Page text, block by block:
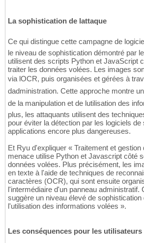
La sophistication de lattaque
Ce qui distingue cette campagne de
le niveau de sophistication démontré par
utilisent des scripts Python et JavaScript
traiter les données volées. Les images
via lOCR, puis organisées et gérées à
dadministration. Cette approche montre
de la manipulation et de lutilisation des
plus, les attaquants utilisent des
pour éviter la détection par les logiciels
applications encore plus dangereuses.
Et Ryu d'expliquer « Traitement et
menace utilise Python et Javascript côté
données volées. Plus précisément, les
en texte à l'aide de techniques de
caractères (OCR), qui sont ensuite
l'intermédiaire d'un panneau administratif.
suggère un niveau élevé de
l'utilisation des informations volées ».
Les conséquences pour les utilisateurs